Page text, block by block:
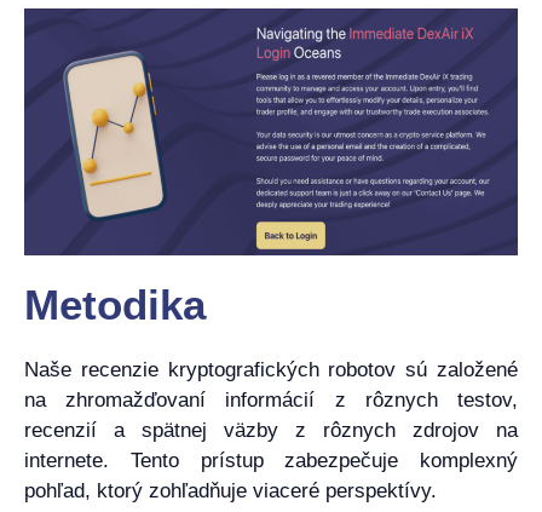
Metodika
Naše recenzie kryptografických robotov sú založené
na zhromažďovaní informácií z rôznych testov,
recenzií a spätnej väzby z rôznych zdrojov na
internete. Tento prístup zabezpečuje komplexný
pohľad, ktorý zohľadňuje viaceré perspektívy.